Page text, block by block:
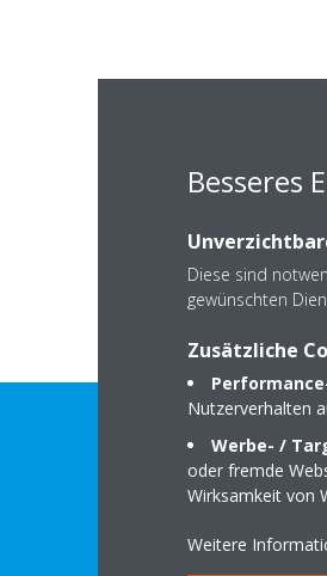
Besseres
Diese sind
gewünschten
Zusätzliche
Nutzerverhalten
Werbe- /
oder fremde
Wirksamkeit von
Weitere